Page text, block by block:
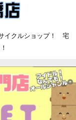
イクルショップ！ 宅